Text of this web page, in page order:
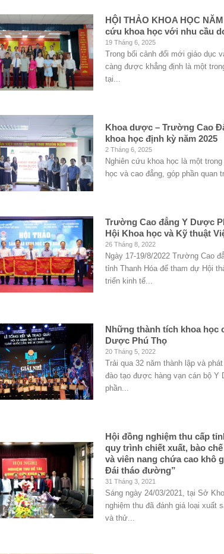
HỘI THẢO KHOA HỌC
cứu khoa học với nhu cầu
19 Tháng 6, 2025
Trong bối cảnh đổi mới giáo dục
càng được khẳng định là một
tại...
Khoa dược – Trường Cao
khoa học định kỳ năm 2025
2 Tháng 6, 2025
Nghiên cứu khoa học là một
học và cao đẳng, góp phần quan
Trường Cao đẳng Y Dược
Hội Khoa học và Kỹ thuật
26 Tháng 8, 2022
Ngày 17-19/8/2022 Trường Cao
tỉnh Thanh Hóa để tham dự Hội
triển kinh tế...
Những thành tích khoa học
Dược Phú Thọ
20 Tháng 5, 2022
Trải qua 32 năm thành lập và
đào tạo được hàng vạn cán bộ
phần...
Hội đồng nghiệm thu cấp
quy trình chiết xuất, bào
và viên nang chứa cao khô
Đái tháo đường”
31 Tháng 3, 2021
Sáng ngày 24/03/2021, tại Sở
nghiệm thu đã đánh giá loại xuất
và thử...